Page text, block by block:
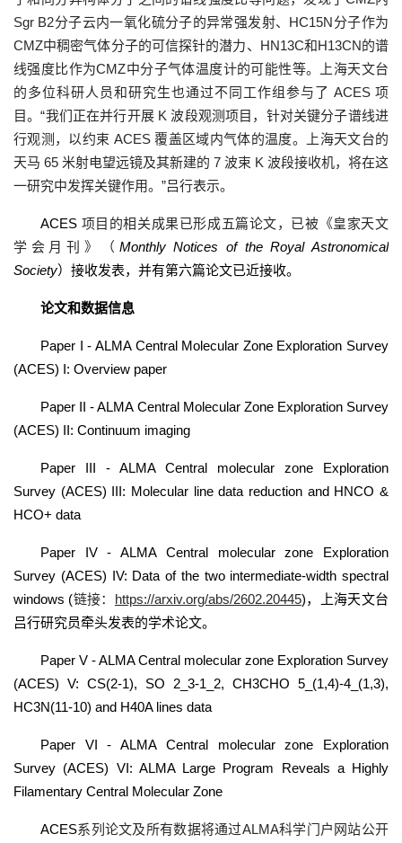
Sgr B2分子云内一氧化硫分子的异常强发射、HC15N分子作为
CMZ中稠密气体分子的可信探针的潜力、HN13C和H13CN的谱
线强度比作为CMZ中分子气体温度计的可能性等。上海天文台
的多位科研人员和研究生也通过不同工作组参与了 ACES 项
目。“我们正在并行开展 K 波段观测项目，针对关键分子谱线进
行观测，以约束 ACES 覆盖区域内气体的温度。上海天文台的
天马 65 米射电望远镜及其新建的 7 波束 K 波段接收机，将在这
一研究中发挥关键作用。”吕行表示。
ACES 项目的相关成果已形成五篇论文，已被《皇家天文
学会月刊》（ Monthly Notices of the Royal Astronomical
Society）接收发表，并有第六篇论文已近接收。
论文和数据信息
Paper I - ALMA Central Molecular Zone Exploration Survey
(ACES) I: Overview paper
Paper II - ALMA Central Molecular Zone Exploration Survey
(ACES) II: Continuum imaging
Paper III - ALMA Central molecular zone Exploration
Survey (ACES) III: Molecular line data reduction and HNCO &
HCO+ data
Paper IV - ALMA Central molecular zone Exploration
Survey (ACES) IV: Data of the two intermediate-width spectral
windows (链接： https://arxiv.org/abs/2602.20445)，上海天文台
吕行研究员牵头发表的学术论文。
Paper V - ALMA Central molecular zone Exploration Survey
(ACES) V: CS(2-1), SO 2_3-1_2, CH3CHO 5_(1,4)-4_(1,3),
HC3N(11-10) and H40A lines data
Paper VI - ALMA Central molecular zone Exploration
Survey (ACES) VI: ALMA Large Program Reveals a Highly
Filamentary Central Molecular Zone
ACES系列论文及所有数据将通过ALMA科学门户网站公开